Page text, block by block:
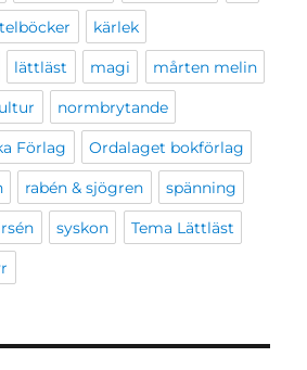
kärlek
lättläst magi mårten melin
normbrytande
Förlag Ordalaget bokförlag
rabén & sjögren spänning
syskon Tema Lättläst